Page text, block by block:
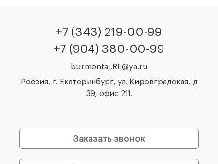
+7 (343) 219-00-99
+7 (904) 380-00-99
burmontaj.RF@ya.ru
Россия, г. Екатеринбург, ул. Кировградская, д
39, офис 211.
Заказать звонок